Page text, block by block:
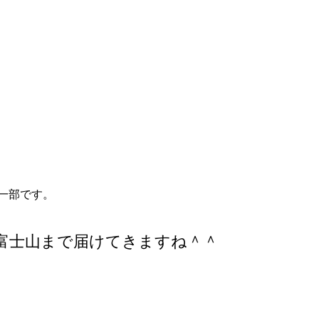
部です。
山まで届けてきますね＾＾